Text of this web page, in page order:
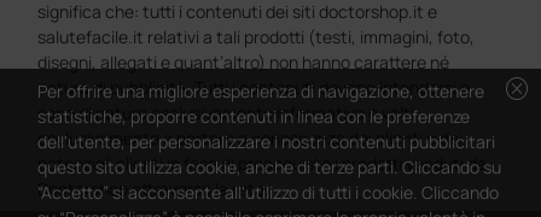
significa che: tutti i contenuti dei siti doctorshop.it e
salutefacile.it relativi a tali prodotti (testi, immagini, foto,
disegni, allegati e quant’altro) non hanno carattere né
natura di pubblicità. Tutti i contenuti devono intendersi e
sono di natura esclusivamente informativa e volti
esclusivamente a portare a conoscenza dei clienti e dei
potenziali clienti in fase di preacquisto i prodotti venduti da
Doctorshop attraverso la rete.
cancel
Per offrire una migliore esperienza di navigazione, ottenere
statistiche, proporre contenuti in linea con le preferenze
dell'utente, per personalizzare i nostri contenuti pubblicitari
questo sito utilizza cookie, anche di terze parti. Cliccando su
“Accetto” si acconsente all'utilizzo di tutti i cookie. Cliccando